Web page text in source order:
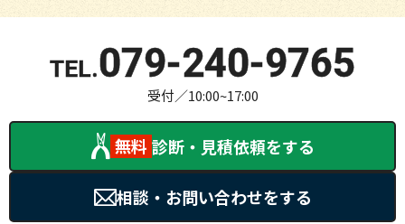
079-240-9765
受付／10:00~17:00
無料 診断・見積依頼をする
相談・お問い合わせをする